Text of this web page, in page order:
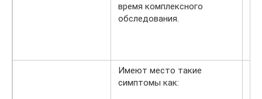
время комплексного
обследования.
Имеют место такие
симптомы как: